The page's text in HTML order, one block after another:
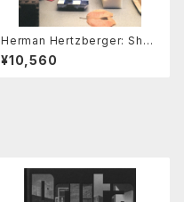
Herman Hertzberger: Shap
ing Freedom, Architecture
1959-2025
¥10,560